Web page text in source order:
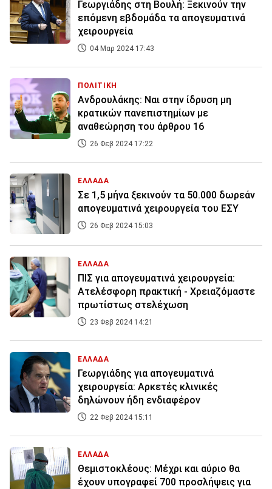
Γεωργιάδης στη Βουλή: Ξεκινούν την
επόμενη εβδομάδα τα απογευματινά
χειρουργεία
04 Μαρ 2024 17:43
ΠΟΛΙΤΙΚΗ
Ανδρουλάκης: Ναι στην ίδρυση μη
κρατικών πανεπιστημίων με
αναθεώρηση του άρθρου 16
26 Φεβ 2024 17:22
ΕΛΛΑΔΑ
Σε 1,5 μήνα ξεκινούν τα 50.000 δωρεάν
απογευματινά χειρουργεία του ΕΣΥ
26 Φεβ 2024 15:03
ΕΛΛΑΔΑ
ΠΙΣ για απογευματινά χειρουργεία:
Ατελέσφορη πρακτική - Χρειαζόμαστε
πρωτίστως στελέχωση
23 Φεβ 2024 14:21
ΕΛΛΑΔΑ
Γεωργιάδης για απογευματινά
χειρουργεία: Αρκετές κλινικές
δηλώνουν ήδη ενδιαφέρον
22 Φεβ 2024 15:11
ΕΛΛΑΔΑ
Θεμιστοκλέους: Μέχρι και αύριο θα
έχουν υπογραφεί 700 προσλήψεις για